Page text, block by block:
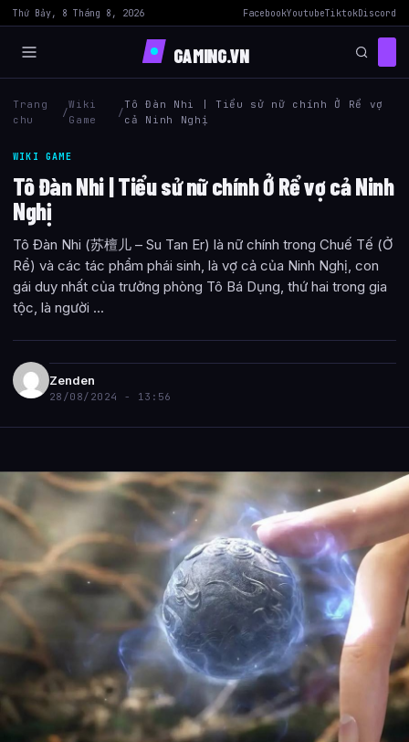
Thứ Bảy, 8 Tháng 8, 2026 FacebookYoutubeTiktokDiscord
GAMING.VN
Trang
chu
/
Wiki
Game
/
Tô Đàn Nhi | Tiểu sử nữ chính Ở Rể vợ
cả Ninh Nghị
WIKI GAME
Tô Đàn Nhi | Tiểu sử nữ chính Ở Rể vợ cả Ninh
Nghị
Tô Đàn Nhi (苏檀儿 – Su Tan Er) là nữ chính trong Chuế Tế (Ở
Rể) và các tác phẩm phái sinh, là vợ cả của Ninh Nghị, con
gái duy nhất của trưởng phòng Tô Bá Dụng, thứ hai trong gia
tộc, là người ...
Zenden
28/08/2024 - 13:56